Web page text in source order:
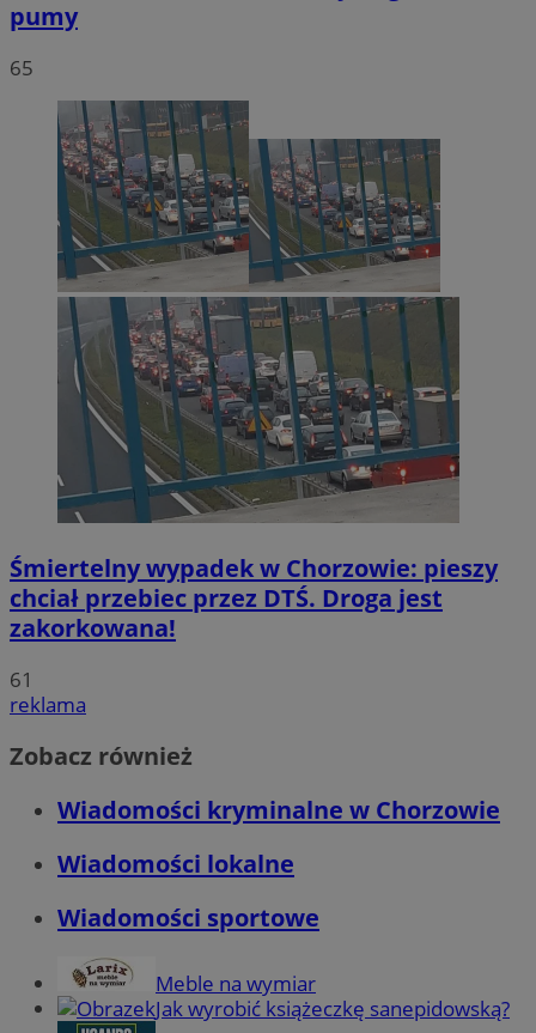
pumy
65
Śmiertelny wypadek w Chorzowie: pieszy
chciał przebiec przez DTŚ. Droga jest
zakorkowana!
61
reklama
Zobacz również
Wiadomości kryminalne w Chorzowie
Wiadomości lokalne
Wiadomości sportowe
Meble na wymiar
Jak wyrobić książeczkę sanepidowską?